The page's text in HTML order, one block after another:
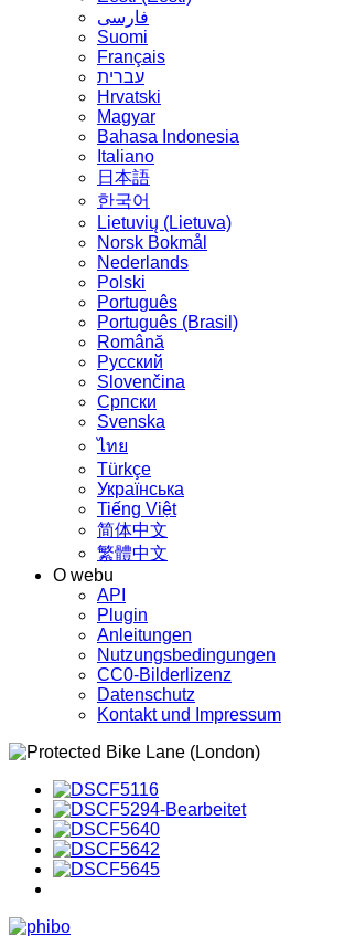
فارسی
Suomi
Français
עברית
Hrvatski
Magyar
Bahasa Indonesia
Italiano
日本語
한국어
Lietuvių (Lietuva)
‪Norsk Bokmål‬
Nederlands
Polski
Português
Português (Brasil)
Română
Русский
Slovenčina
Српски
Svenska
ไทย
Türkçe
Українська
Tiếng Việt
简体中文
繁體中文
O webu
API
Plugin
Anleitungen
Nutzungsbedingungen
CC0-Bilderlizenz
Datenschutz
Kontakt und Impressum